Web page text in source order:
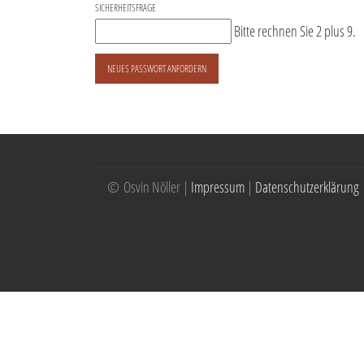
SICHERHEITSFRAGE
Bitte rechnen Sie 2 plus 9.
NEUES PASSWORT ANFORDERN
© Osvin Nöller | Impressum | Datenschutzerklärung